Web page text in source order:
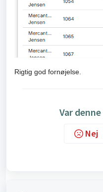
Rigtig god fornøjelse.
Var
Nej